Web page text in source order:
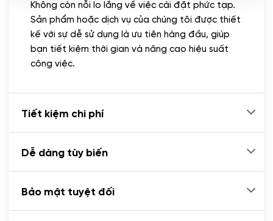
CÀI ĐẶT PLUGINS
Cài đặt plugin theo yêu cầu
(+100.000 VND)
Cài plugin xử lý thanh toán tự động qua
Không còn nỗi lo lắng về việc cài đặt phức tạp.
Sản phẩm hoặc dịch vụ của chúng tôi được thiết
kế với sự dễ sử dụng là ưu tiên hàng đầu, giúp
bạn tiết kiệm thời gian và nâng cao hiệu suất
công việc.
Tiết kiệm chi phí
Dễ dàng tùy biến
Bảo mật tuyệt đối